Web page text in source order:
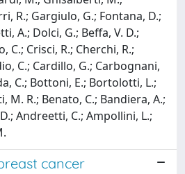
R.; Gargiulo, G.; Fontana, D.;
A.; Dolci, G.; Beffa, V. D.;
C.; Crisci, R.; Cherchi, R.;
C.; Cardillo, G.; Carbognani,
C.; Bottoni, E.; Bortolotti, L.;
M. R.; Benato, C.; Bandiera, A.;
Andreetti, C.; Ampollini, L.;
cancer